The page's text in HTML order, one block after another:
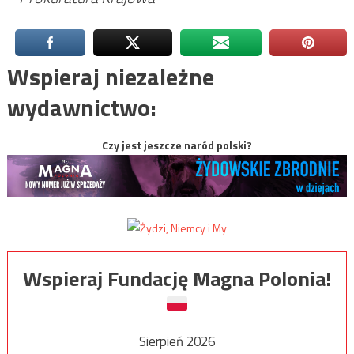
Wspieraj niezależne
wydawnictwo:
Czy jest jeszcze naród polski?
Wspieraj Fundację Magna Polonia!
Sierpień 2026